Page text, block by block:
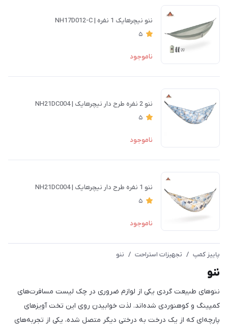
ننو نیچرهایک 1 نفره | NH17D012-C
5
ناموجود
ننو 2 نفره طرح دار نیچرهایک | NH21DC004
5
ناموجود
ننو 1 نفره طرح دار نیچرهایک | NH21DC004
5
ناموجود
پاییز کمپ / تجهیزات استراحت / ننو
ننو
ننوهای طبیعت گردی یکی از لوازم ضروری در چک لیست مسافرت‌های
کمپینگ و کوهنوردی شده‌اند. لذت خوابیدن روی این تخت آویزهای
پارچه‌ای که از یک درخت به درختی دیگر متصل شده، یکی از تجربه‌های